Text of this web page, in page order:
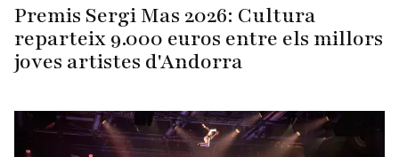
Premis Sergi Mas 2026: Cultura
reparteix 9.000 euros entre els millors
joves artistes d'Andorra